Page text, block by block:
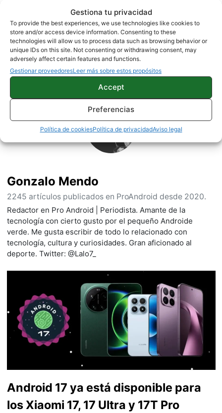
Gestiona tu privacidad
To provide the best experiences, we use technologies like cookies to
store and/or access device information. Consenting to these
technologies will allow us to process data such as browsing behavior or
unique IDs on this site. Not consenting or withdrawing consent, may
adversely affect certain features and functions.
Gestionar proveedoresLeer más sobre estos propósitos
Accept
Preferencias
Política de cookiesPolítica de privacidadAviso legal
NOTICIAS XIAOMI
Sobre este autor
Gonzalo Mendo
2245 artículos publicados en ProAndroid desde 2020.
Redactor en Pro Android | Periodista. Amante de la
tecnología con cierto gusto por el pequeño Androide
verde. Me gusta escribir de todo lo relacionado con
tecnología, cultura y curiosidades. Gran aficionado al
deporte. Twitter: @Lalo7_
Android 17 ya está disponible para
los Xiaomi 17, 17 Ultra y 17T Pro